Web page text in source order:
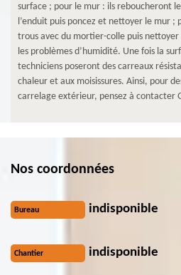
surface ; pour le mur : ils reboucheront
l’enduit puis poncez et nettoyer le mur ;
trous avec du mortier-colle puis
les problèmes d’humidité. Une fois la
techniciens poseront des carreaux
chaleur et aux moisissures. Ainsi, pour
carrelage extérieur, pensez à contacter
Nos coordonnées
Bureau indisponible
Chantier indisponible